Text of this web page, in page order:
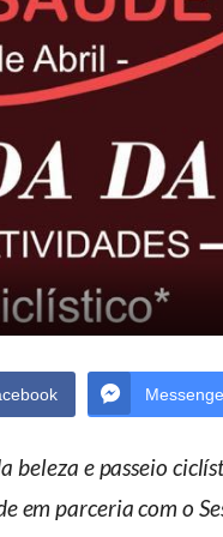
beleza e passeio
em parceria com o